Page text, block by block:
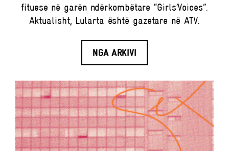
fituese në garën ndërkombëtare “Girls’Voices”.
Aktualisht, Lularta është gazetare në ATV.
NGA ARKIVI